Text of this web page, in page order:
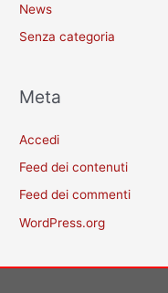
News
Senza categoria
Meta
Accedi
Feed dei contenuti
Feed dei commenti
WordPress.org